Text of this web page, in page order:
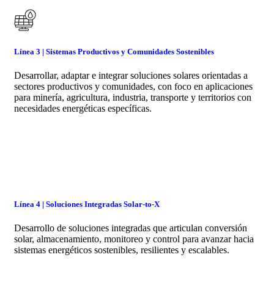
Línea 3 | Sistemas Productivos y Comunidades Sostenibles
Desarrollar, adaptar e integrar soluciones solares orientadas a
sectores productivos y comunidades, con foco en aplicaciones
para minería, agricultura, industria, transporte y territorios con
necesidades energéticas específicas.
Línea 4 | Soluciones Integradas Solar-to-X
Desarrollo de soluciones integradas que articulan conversión
solar, almacenamiento, monitoreo y control para avanzar hacia
sistemas energéticos sostenibles, resilientes y escalables.